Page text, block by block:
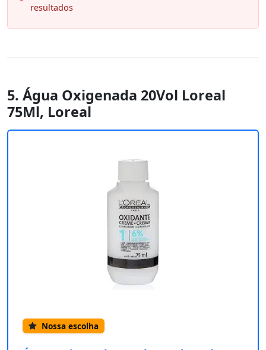
resultados
5. Água Oxigenada 20Vol Loreal
75Ml, Loreal
Nossa escolha